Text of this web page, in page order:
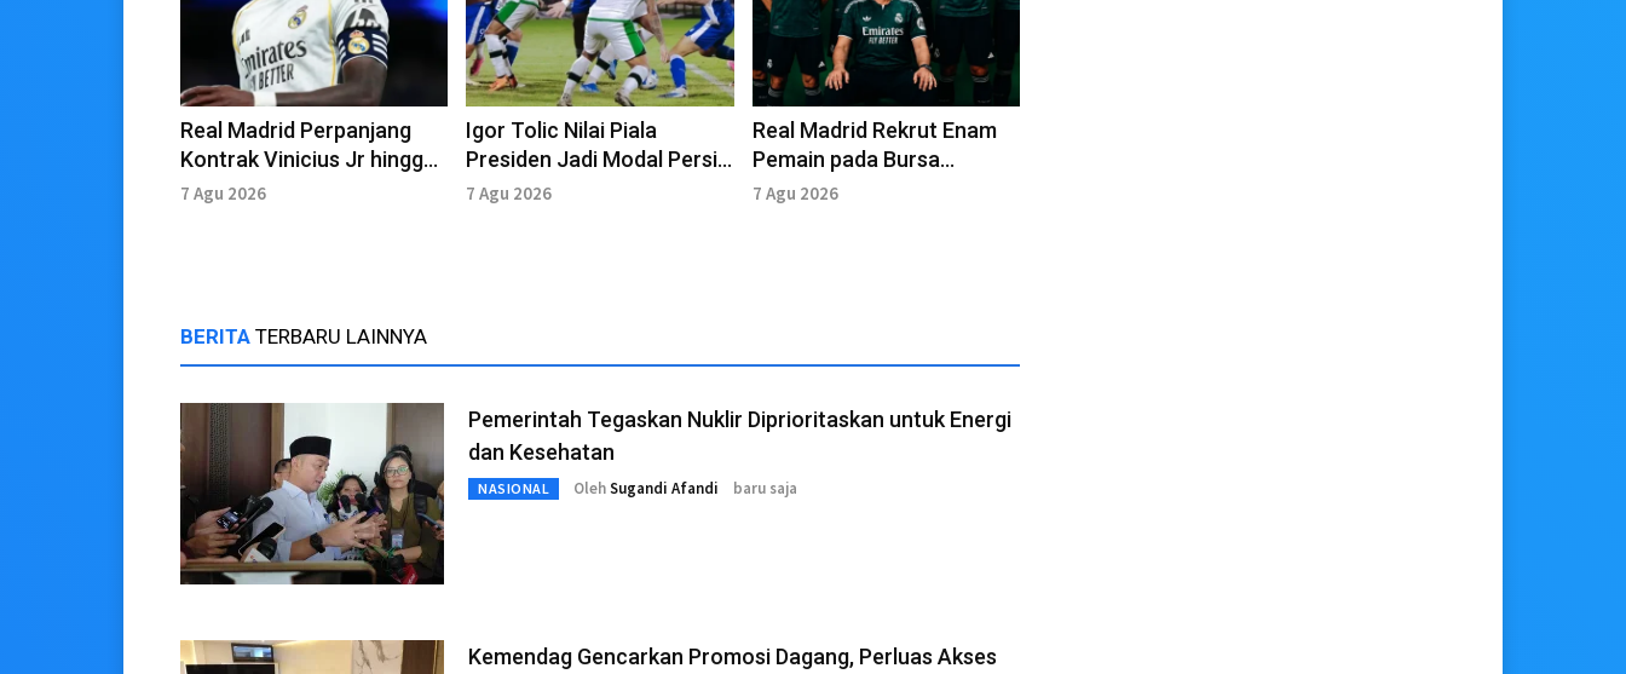
Real Madrid Perpanjang
Kontrak Vinicius Jr hingga
2032
7 Agu 2026
Igor Tolic Nilai Piala
Presiden Jadi Modal Persib
Hadapi Musim Baru
7 Agu 2026
Real Madrid Rekrut Enam
Pemain pada Bursa
Transfer Musim Panas
7 Agu 2026
BERITA TERBARU LAINNYA
Pemerintah Tegaskan Nuklir Diprioritaskan untuk Energi
dan Kesehatan
NASIONAL OlehSugandi Afandi baru saja
Kemendag Gencarkan Promosi Dagang, Perluas Akses